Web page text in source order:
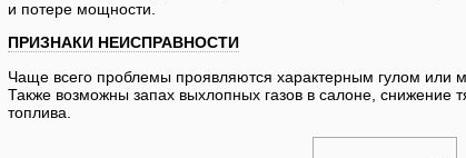
и потере мощности.
ПРИЗНАКИ НЕИСПРАВНОСТИ
Чаще всего проблемы проявляются характерным гулом или
Также возможны запах выхлопных газов в салоне, снижение
топлива.